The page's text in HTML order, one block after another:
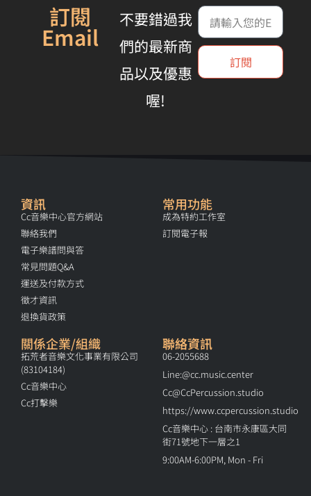
訂閱
Email
不要錯過我
們的最新商
品以及優惠
喔!
訂閱
資訊
Cc音樂中心官方網站
聯絡我們
電子樂譜問與答
常見問題Q&A
運送及付款方式
徵才資訊
退換貨政策
常用功能
成為特約工作室
訂閱電子報
關係企業/組織
拓荒者音樂文化事業有限公司
(83104184)
Cc音樂中心
Cc打擊樂
聯絡資訊
06-2055688
Line:@cc.music.center
Cc@CcPercussion.studio
https://www.ccpercussion.studio
Cc音樂中心 : 台南市永康區大同
街71號地下一層之1
9:00AM-6:00PM, Mon - Fri